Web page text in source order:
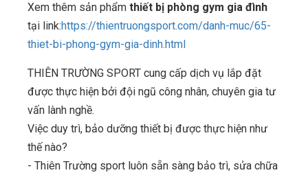
Xem thêm sản phẩm thiết bị phòng gym gia đình
tại link:https://thientruongsport.com/danh-muc/65-
thiet-bi-phong-gym-gia-dinh.html
THIÊN TRƯỜNG SPORT cung cấp dịch vụ lắp đặt
được thực hiện bởi đội ngũ công nhân, chuyên gia tư
vấn lành nghề.
Việc duy trì, bảo dưỡng thiết bị được thực hiện như
thế nào?
- Thiên Trường sport luôn sẵn sàng bảo trì, sửa chữa